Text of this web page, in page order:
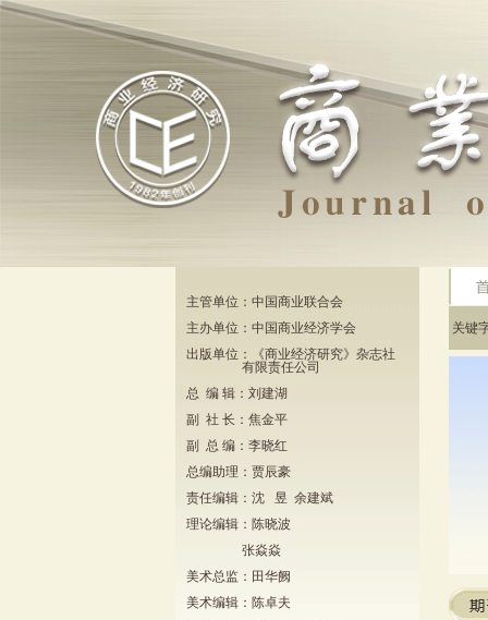
主管单位：中国商业联合会
主办单位：中国商业经济学会
出版单位：《商业经济研究》杂志社
有限责任公司
总 编 辑：刘建湖
副 社 长：焦金平
副 总 编：李晓红
总编助理：贾辰豪
责任编辑：沈 昱 余建斌
理论编辑：陈晓波
张焱焱
美术总监：田华阙
美术编辑：陈卓夫
关键